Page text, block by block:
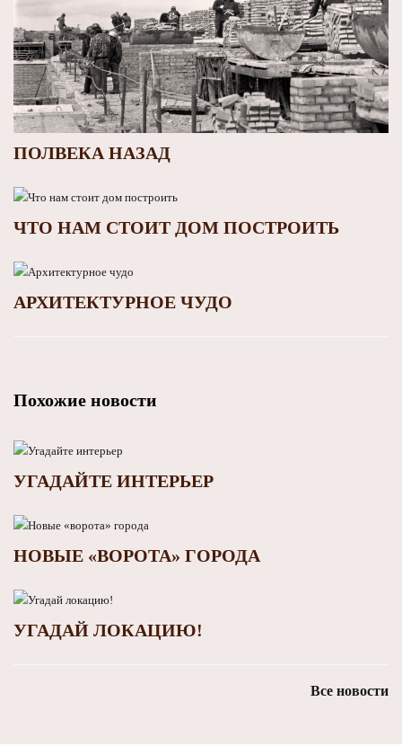
ПОЛВЕКА НАЗАД
ЧТО НАМ СТОИТ ДОМ ПОСТРОИТЬ
АРХИТЕКТУРНОЕ ЧУДО
Похожие новости
УГАДАЙТЕ ИНТЕРЬЕР
НОВЫЕ «ВОРОТА» ГОРОДА
УГАДАЙ ЛОКАЦИЮ!
Все новости